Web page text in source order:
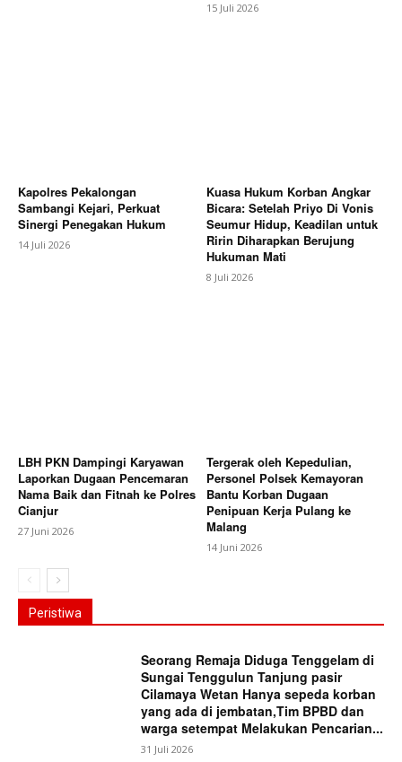
15 Juli 2026
Kapolres Pekalongan
Sambangi Kejari, Perkuat
Sinergi Penegakan Hukum
14 Juli 2026
Kuasa Hukum Korban Angkar
Bicara: Setelah Priyo Di Vonis
Seumur Hidup, Keadilan untuk
Ririn Diharapkan Berujung
Hukuman Mati
8 Juli 2026
LBH PKN Dampingi Karyawan
Laporkan Dugaan Pencemaran
Nama Baik dan Fitnah ke Polres
Cianjur
27 Juni 2026
Tergerak oleh Kepedulian,
Personel Polsek Kemayoran
Bantu Korban Dugaan
Penipuan Kerja Pulang ke
Malang
14 Juni 2026
Peristiwa
Seorang Remaja Diduga Tenggelam di
Sungai Tenggulun Tanjung pasir
Cilamaya Wetan Hanya sepeda korban
yang ada di jembatan,Tim BPBD dan
warga setempat Melakukan Pencarian...
31 Juli 2026